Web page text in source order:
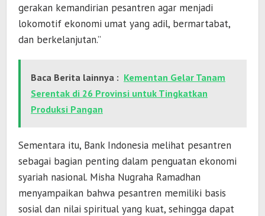
gerakan kemandirian pesantren agar menjadi
lokomotif ekonomi umat yang adil, bermartabat,
dan berkelanjutan.”
Baca Berita lainnya : Kementan Gelar Tanam
Serentak di 26 Provinsi untuk Tingkatkan
Produksi Pangan
Sementara itu, Bank Indonesia melihat pesantren
sebagai bagian penting dalam penguatan ekonomi
syariah nasional. Misha Nugraha Ramadhan
menyampaikan bahwa pesantren memiliki basis
sosial dan nilai spiritual yang kuat, sehingga dapat